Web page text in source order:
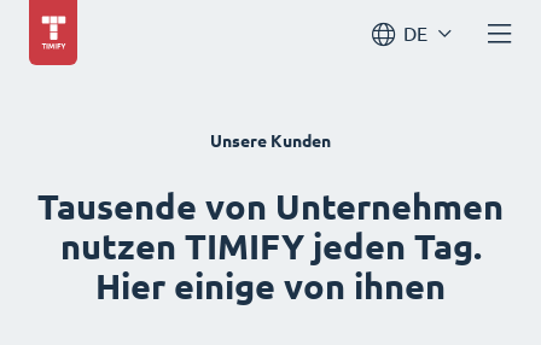
DE
Unsere Kunden
Tausende von Unternehmen
nutzen TIMIFY jeden Tag.
Hier einige von ihnen